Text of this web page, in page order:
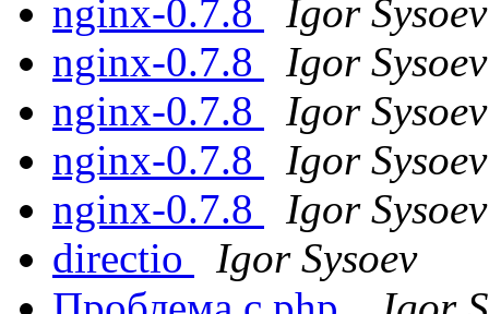
nginx-0.7.8
Igor Sysoev
nginx-0.7.8
Igor Sysoev
nginx-0.7.8
Igor Sysoev
nginx-0.7.8
Igor Sysoev
nginx-0.7.8
Igor Sysoev
directio
Igor Sysoev